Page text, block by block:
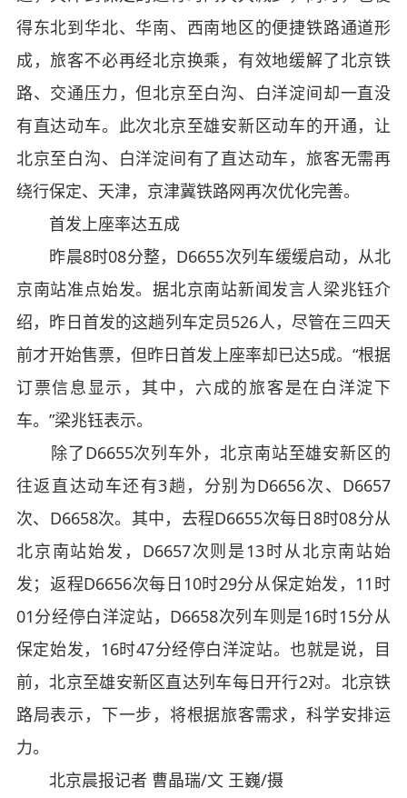
得东北到华北、华南、西南地区的便捷铁路通道形
成，旅客不必再经北京换乘，有效地缓解了北京铁
路、交通压力，但北京至白沟、白洋淀间却一直没
有直达动车。此次北京至雄安新区动车的开通，让
北京至白沟、白洋淀间有了直达动车，旅客无需再
绕行保定、天津，京津冀铁路网再次优化完善。
首发上座率达五成
昨晨8时08分整，D6655次列车缓缓启动，从北
京南站准点始发。据北京南站新闻发言人梁兆钰介
绍，昨日首发的这趟列车定员526人，尽管在三四天
前才开始售票，但昨日首发上座率却已达5成。“根据
订票信息显示，其中，六成的旅客是在白洋淀下
车。”梁兆钰表示。
除了D6655次列车外，北京南站至雄安新区的
往返直达动车还有3趟，分别为D6656次、D6657
次、D6658次。其中，去程D6655次每日8时08分从
北京南站始发，D6657次则是13时从北京南站始
发；返程D6656次每日10时29分从保定始发，11时
01分经停白洋淀站，D6658次列车则是16时15分从
保定始发，16时47分经停白洋淀站。也就是说，目
前，北京至雄安新区直达列车每日开行2对。北京铁
路局表示，下一步，将根据旅客需求，科学安排运
力。
北京晨报记者 曹晶瑞/文 王巍/摄